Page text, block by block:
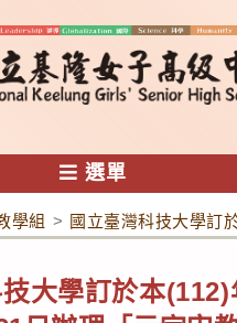
選單
學組 > 國立臺灣科技大學訂
大學訂於本(112)